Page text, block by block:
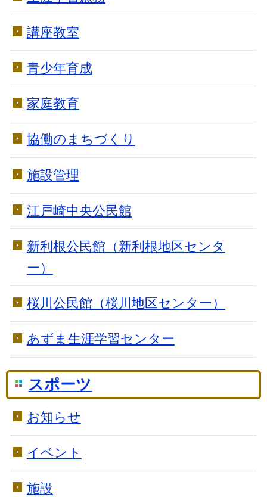
講座教室
青少年育成
家庭教育
協働のまちづくり
施設管理
江戸崎中央公民館
新利根公民館（新利根地区センタ
ー）
桜川公民館（桜川地区センター）
あずま生涯学習センター
スポーツ
お知らせ
イベント
施設